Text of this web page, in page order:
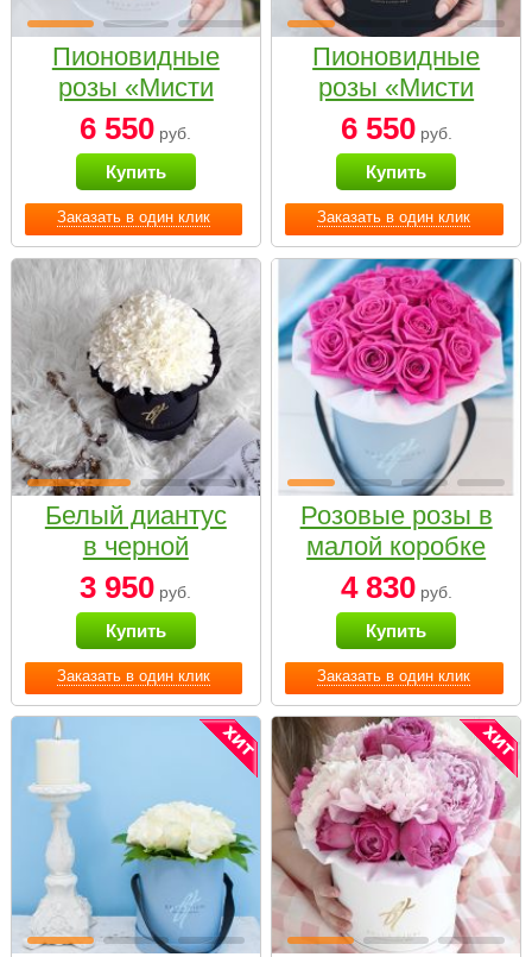
Заказать в один клик
Пионовидные
розы «Мисти
бабблс» в белой
коробке Small
6 550 руб.
Купить
Заказать в один клик
Пионовидные
розы «Мисти
бабблс» в
черной коробке
Small
6 550руб.
Купить
Заказать в один клик
Белый диантус
в черной
коробке Small
3 950 руб.
Купить
Заказать в один клик
Розовые розы в
малой коробке
4 830руб.
Купить